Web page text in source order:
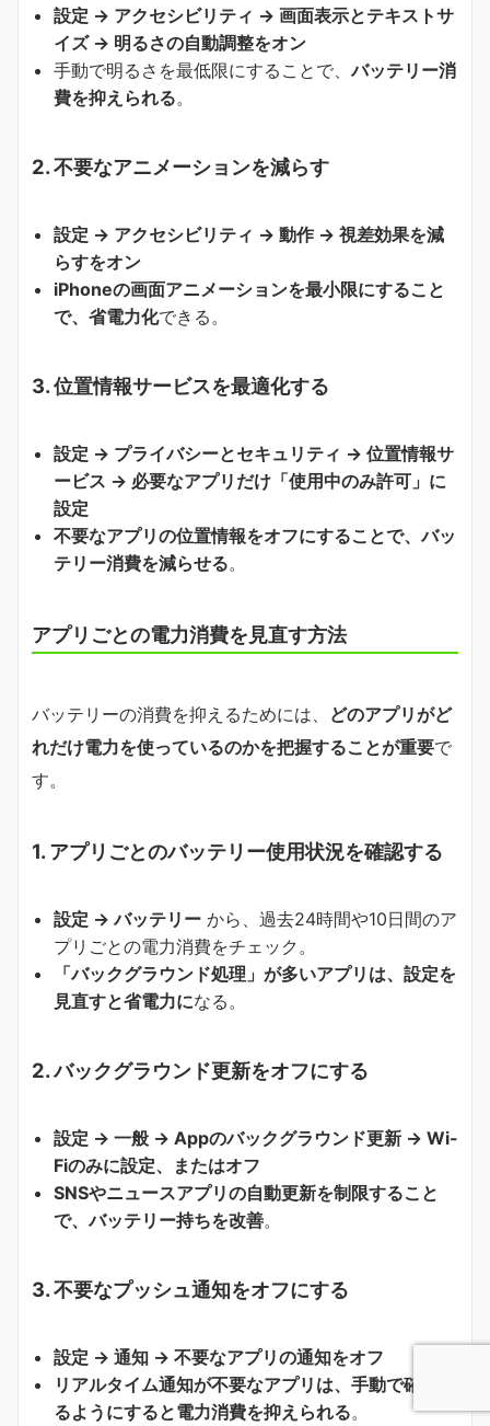
設定 → アクセシビリティ → 画面表示とテキストサ
イズ → 明るさの自動調整をオン
手動で明るさを最低限にすることで、バッテリー消
費を抑えられる。
2.不要なアニメーションを減らす
設定 → アクセシビリティ → 動作 → 視差効果を減
らすをオン
iPhoneの画面アニメーションを最小限にすること
で、省電力化できる。
3.位置情報サービスを最適化する
設定 → プライバシーとセキュリティ → 位置情報サ
ービス → 必要なアプリだけ「使用中のみ許可」に
設定
不要なアプリの位置情報をオフにすることで、バッ
テリー消費を減らせる。
アプリごとの電力消費を見直す方法
バッテリーの消費を抑えるためには、 どのアプリがど
れだけ電力を使っているのかを把握することが重要で
す。
1.アプリごとのバッテリー使用状況を確認する
設定 → バッテリー から、過去24時間や10日間のア
プリごとの電力消費をチェック。
「バックグラウンド処理」が多いアプリは、設定を
見直すと省電力になる。
2.バックグラウンド更新をオフにする
設定 → 一般 → Appのバックグラウンド更新 → Wi-
Fiのみに設定、またはオフ
SNSやニュースアプリの自動更新を制限すること
で、バッテリー持ちを改善。
3.不要なプッシュ通知をオフにする
設定 → 通知 → 不要なアプリの通知をオフ
リアルタイム通知が不要なアプリは、手動で確認す
るようにすると電力消費を抑えられる。